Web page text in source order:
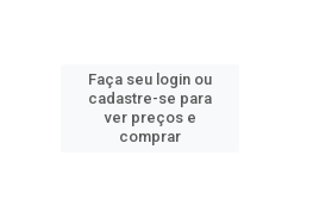
Faça seu login ou
cadastre-se para
ver preços e
comprar